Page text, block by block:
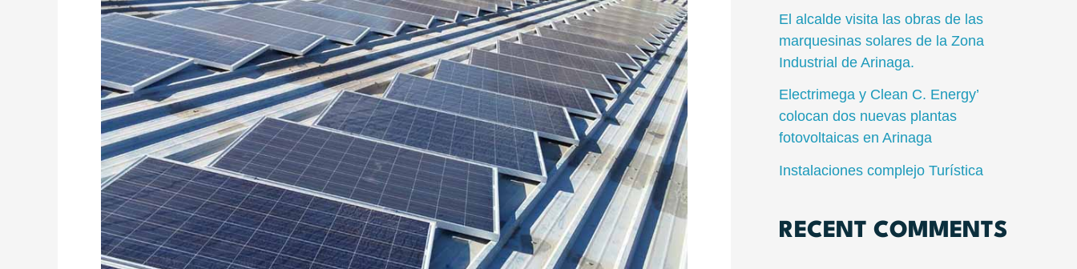
SISTEMAS
FOTOVOLTAICOS
AUTORIZADOS
El alcalde visita las obras de las
marquesinas solares de la Zona
Industrial de Arinaga.
Electrimega y Clean C. Energy’
colocan dos nuevas plantas
fotovoltaicas en Arinaga
Instalaciones complejo Turística
RECENT COMMENTS